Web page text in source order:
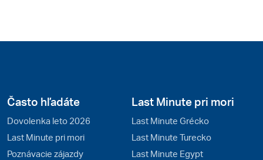
Často hľadáte
Dovolenka leto 2026
Last Minute pri mori
Poznávacie zájazdy
Last Minute pri mori
Last Minute Grécko
Last Minute Turecko
Last Minute Egypt